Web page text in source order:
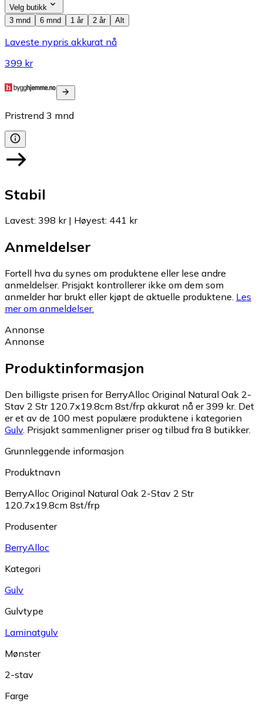
Velg butikk
3 mnd
6 mnd 1 år 2 år Alt
Laveste nypris akkurat nå
399 kr
Pristrend 3 mnd
Stabil
Lavest: 398 kr| Høyest: 441 kr
Anmeldelser
Fortell hva du synes om produktene eller lese andre
anmeldelser. Prisjakt kontrollerer ikke om dem som
anmelder har brukt eller kjøpt de aktuelle produktene. Les
mer om anmeldelser.
Annonse
Annonse
Produktinformasjon
Den billigste prisen for BerryAlloc Original Natural Oak 2-
Stav 2 Str 120.7x19.8cm 8st/frp akkurat nå er 399 kr. Det
er et av de 100 mest populære produktene i kategorien
Gulv. Prisjakt sammenligner priser og tilbud fra 8 butikker.
Grunnleggende informasjon
Produktnavn
BerryAlloc Original Natural Oak 2-Stav 2 Str
120.7x19.8cm 8st/frp
Produsenter
BerryAlloc
Kategori
Gulv
Gulvtype
Laminatgulv
Mønster
2-stav
Farge